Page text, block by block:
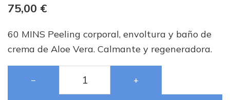
75,00 €
60 MINS Peeling corporal, envoltura y baño de
crema de Aloe Vera. Calmante y regeneradora.
− +